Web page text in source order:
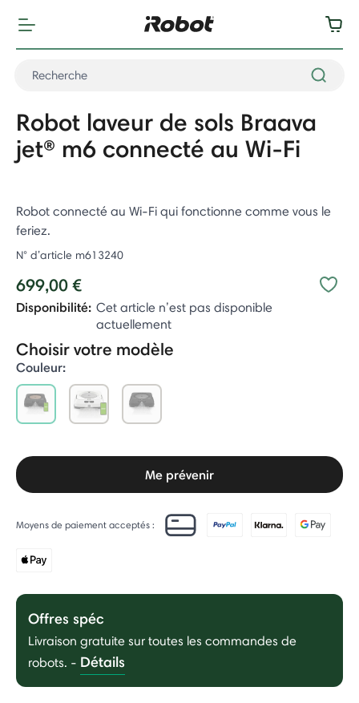
Robot laveur de sols Braava
jet® m6 connecté au Wi-Fi
Robot connecté au Wi-Fi qui fonctionne comme vous le
feriez.
N° d’article m613240
699,00 €
Disponibilité: Cet article n’est pas disponible
actuellement
Choisir votre modèle
Couleur:
Me prévenir
Moyens de paiement acceptés :
Offres spéc
Livraison gratuite sur toutes les commandes de
robots. - Détails